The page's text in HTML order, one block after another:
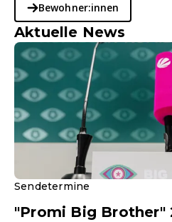
Bewohner:innen
Aktuelle News
Sendetermine
"Promi Big Brother"